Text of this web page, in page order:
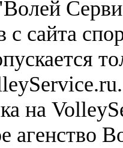
с сайта
на
агенство